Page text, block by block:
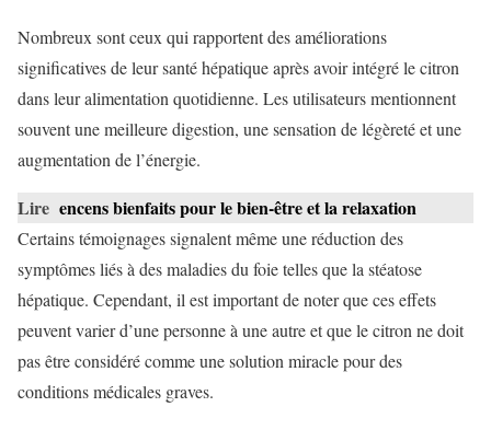
Nombreux sont ceux qui rapportent des améliorations
significatives de leur santé hépatique après avoir intégré le citron
dans leur alimentation quotidienne. Les utilisateurs mentionnent
souvent une meilleure digestion, une sensation de légèreté et une
augmentation de l’énergie.
Lire encens bienfaits pour le bien-être et la relaxation
Certains témoignages signalent même une réduction des
symptômes liés à des maladies du foie telles que la stéatose
hépatique. Cependant, il est important de noter que ces effets
peuvent varier d’une personne à une autre et que le citron ne doit
pas être considéré comme une solution miracle pour des
conditions médicales graves.